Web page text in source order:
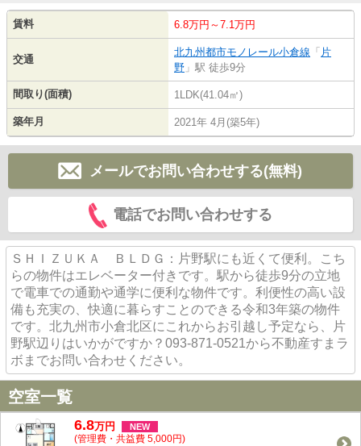
賃料 6.8万円～7.1万円
交通
北九州都市モノレール小倉線 「 片
野 」駅 徒歩9分
間取り(面積) 1LDK(41.04㎡)
築年月 2021年 4月(築5年)
メールでお問い合わせする(無料)
電話でお問い合わせする
ＳＨＩＺＵＫＡ ＢＬＤＧ：片野駅にも近くて便利。こち
らの物件はエレベーター付きです。駅から徒歩9分の立地
で電車での通勤や通学に便利な物件です。利便性の高い設
備も充実の、快適に暮らすことのできる令和3年築の物件
です。北九州市小倉北区にこれからお引越し予定なら、片
野駅辺りはいかがですか？093-871-0521から不動産すまラ
ボまでお問い合わせください。
空室一覧
6.8万円 NEW
(管理費・共益費 5,000円)